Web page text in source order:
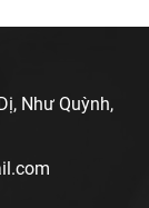
Như Quỳnh,